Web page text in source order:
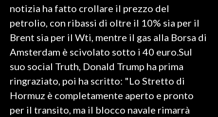
CULTURA
SPETTACOLI
GOSSIP
SALUTE
SARDEGNA TURISMO
notizia ha fatto crollare il prezzo del
petrolio, con ribassi di oltre il 10% sia per il
Brent sia per il Wti, mentre il gas alla Borsa di
Amsterdam è scivolato sotto i 40 euro.Sul
suo social Truth, Donald Trump ha prima
ringraziato, poi ha scritto: "Lo Stretto di
Hormuz è completamente aperto e pronto
per il transito, ma il blocco navale rimarrà